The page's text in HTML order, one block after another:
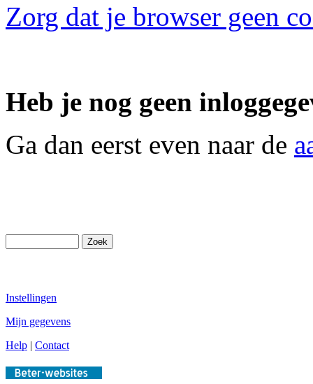
Zorg dat je browser geen
Heb je nog geen
Ga dan eerst even naar de
Instellingen
Mijn gegevens
Help | Contact